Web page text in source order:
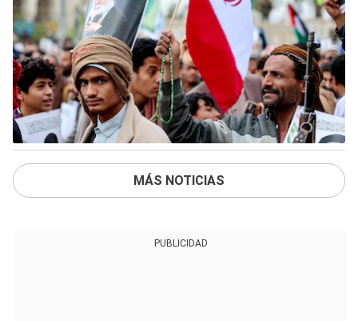
MÁS NOTICIAS
PUBLICIDAD